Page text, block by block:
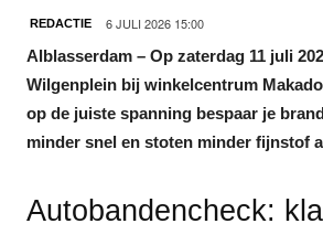
REDACTIE 6 JULI 2026 15:00
Alblasserdam – Op zaterdag 11 juli
Wilgenplein bij winkelcentrum
op de juiste spanning bespaar je
minder snel en stoten minder fijnstof
Autobandencheck: